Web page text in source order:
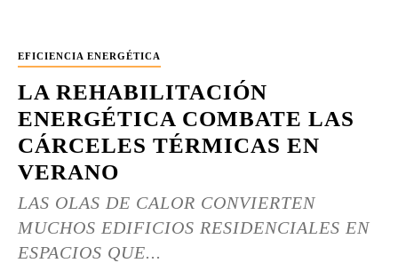
EFICIENCIA ENERGÉTICA
LA REHABILITACIÓN
ENERGÉTICA COMBATE LAS
CÁRCELES TÉRMICAS EN
VERANO
LAS OLAS DE CALOR CONVIERTEN
MUCHOS EDIFICIOS RESIDENCIALES EN
ESPACIOS QUE...